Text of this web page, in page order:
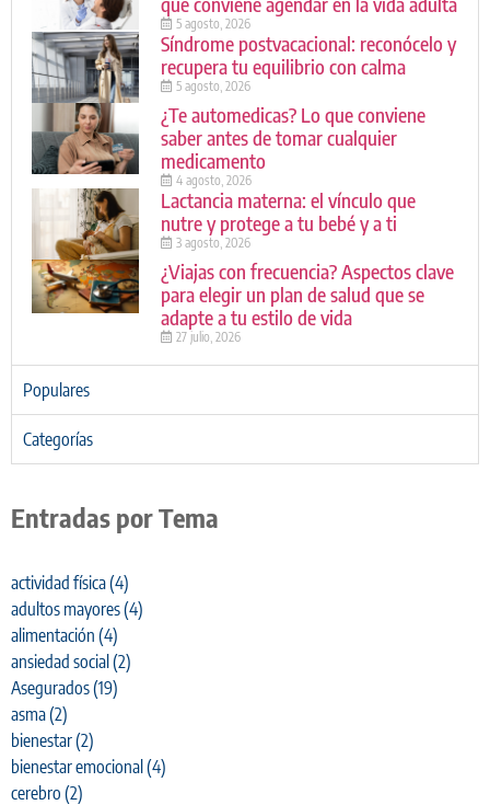
5 agosto, 2026
Síndrome postvacacional: reconócelo y
recupera tu equilibrio con calma
5 agosto, 2026
¿Te automedicas? Lo que conviene
saber antes de tomar cualquier
medicamento
4 agosto, 2026
Lactancia materna: el vínculo que
nutre y protege a tu bebé y a ti
3 agosto, 2026
¿Viajas con frecuencia? Aspectos clave
para elegir un plan de salud que se
adapte a tu estilo de vida
27 julio, 2026
Populares
Categorías
Entradas por Tema
actividad física(4)
adultos mayores(4)
alimentación (4)
ansiedad social(2)
Asegurados(19)
asma(2)
bienestar(2)
bienestar emocional(4)
cerebro (2)